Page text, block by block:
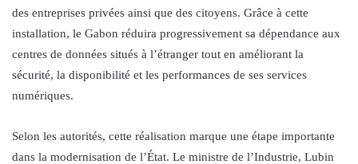
des entreprises privées ainsi que des citoyens. Grâce à cette
installation, le Gabon réduira progressivement sa dépendance aux
centres de données situés à l’étranger tout en améliorant la
sécurité, la disponibilité et les performances de ses services
numériques.
Selon les autorités, cette réalisation marque une étape importante
dans la modernisation de l’État. Le ministre de l’Industrie, Lubin